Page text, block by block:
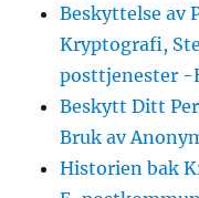
Beskyttelse av
Kryptografi,
posttjenester -
Beskytt Ditt
Bruk av
Historien bak